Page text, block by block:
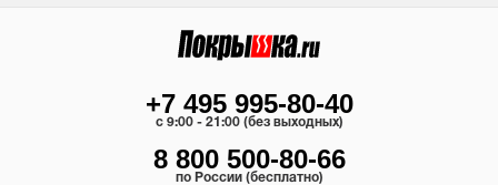
+7 495 995-80-40
c 9:00 - 21:00 (без выходных)
8 800 500-80-66
по России (бесплатно)